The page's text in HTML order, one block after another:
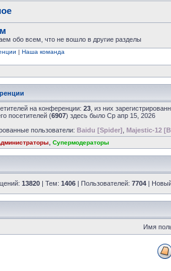
обо всем, что не вошло в другие разделы
| Наша команда
на конференции: 23 , из них
посетителей (6907) здесь было Ср апр 15, 2026
пользователи: Baidu [Spider] Majestic-12
Супермодераторы
13820 | Тем: 1406 | Пользователей: 7704 |
Имя